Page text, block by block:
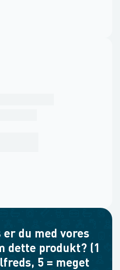
du med vores
dette produkt? (1
5 = meget